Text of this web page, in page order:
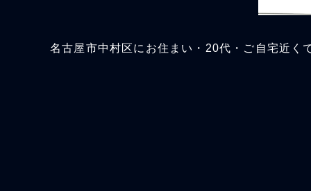
名古屋市中村区にお住まい・20代・ご自宅近く